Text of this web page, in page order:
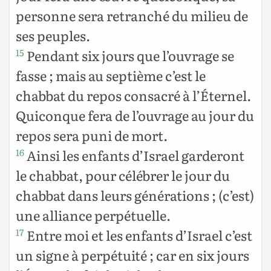
personne sera retranché du milieu de
ses peuples.
15 Pendant six jours que l’ouvrage se
fasse ; mais au septième c’est le
chabbat du repos consacré à l’Éternel.
Quiconque fera de l’ouvrage au jour du
repos sera puni de mort.
16Ainsi les enfants d’Israel garderont
le chabbat, pour célébrer le jour du
chabbat dans leurs générations ; (c’est)
une alliance perpétuelle.
17 Entre moi et les enfants d’Israel c’est
un signe à perpétuité ; car en six jours